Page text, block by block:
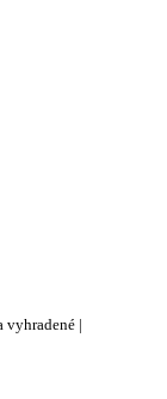
vyhradené |